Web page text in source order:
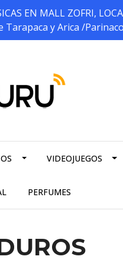
EN MALL ZOFRI,
Tarapaca y Arica /
VIDEOJUEGOS
PERFUMES